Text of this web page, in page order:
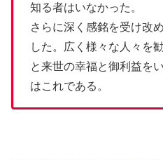
知る者はいなかった。
さらに深く感銘を受け改
した。広く様々な人々を
と来世の幸福と御利益を
はこれである。